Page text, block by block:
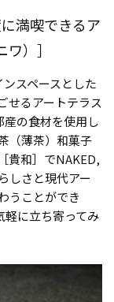
満喫できるア
）］
スペースとした
せるアートテラス
の食材を使用し
（薄茶）和菓子
貴和］でNAKED,
しさと現代アー
うことができ
軽に立ち寄ってみ